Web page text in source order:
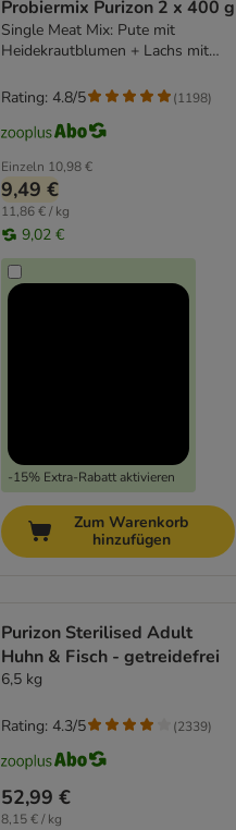
Probiermix Purizon 2 x 400 g
Single Meat Mix: Pute mit
Heidekrautblumen + Lachs mit
Einzeln 10,98 €
9,49 €
11,86 € / kg
9,02 €
-15% Extra-Rabatt aktivieren
Rating: 4.8/5 (1198)
Zum Warenkorb
hinzufügen
Purizon Sterilised Adult
Huhn & Fisch - getreidefrei
6,5 kg
52,99 €
8,15 € / kg
Rating: 4.3/5 (2339)